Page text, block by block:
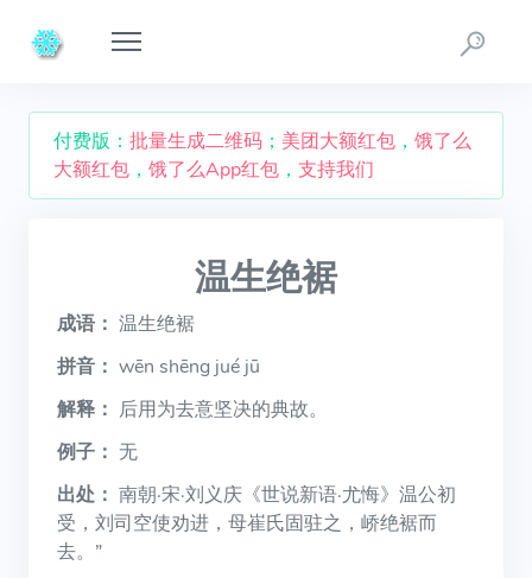
付费版： 批量生成二维码 ； 美团大额红包 ， 饿了么
大额红包 ， 饿了么App红包 ， 支持我们
温生绝裾
成语： 温生绝裾
拼音： wēn shēng jué jū
解释： 后用为去意坚决的典故。
例子： 无
出处： 南朝·宋·刘义庆《世说新语·尤悔》温公初
受，刘司空使劝进，母崔氏固驻之，峤绝裾而
去。”